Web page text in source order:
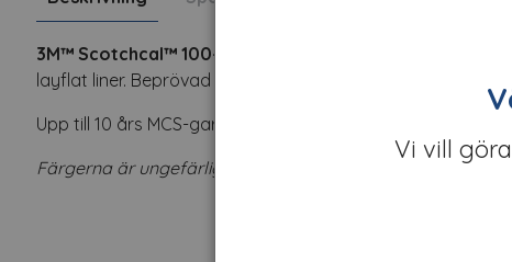
3M™ Scotchcal™ 100-368 Light Red.
layflat liner. Beprövad och säker. Utmärkt till korrugerade
Upp till 10 års MCS-garanti.
Färgerna är ungefärliga.
Vi vill